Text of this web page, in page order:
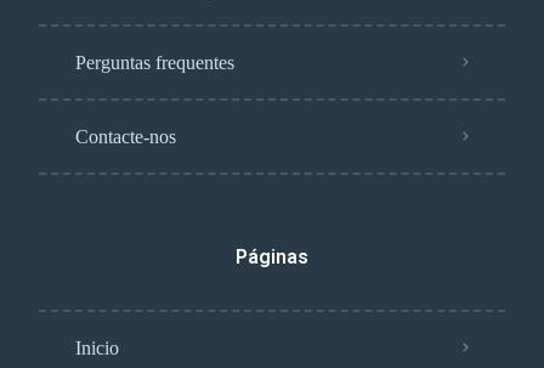
Perguntas frequentes
Contacte-nos
Páginas
Inicio